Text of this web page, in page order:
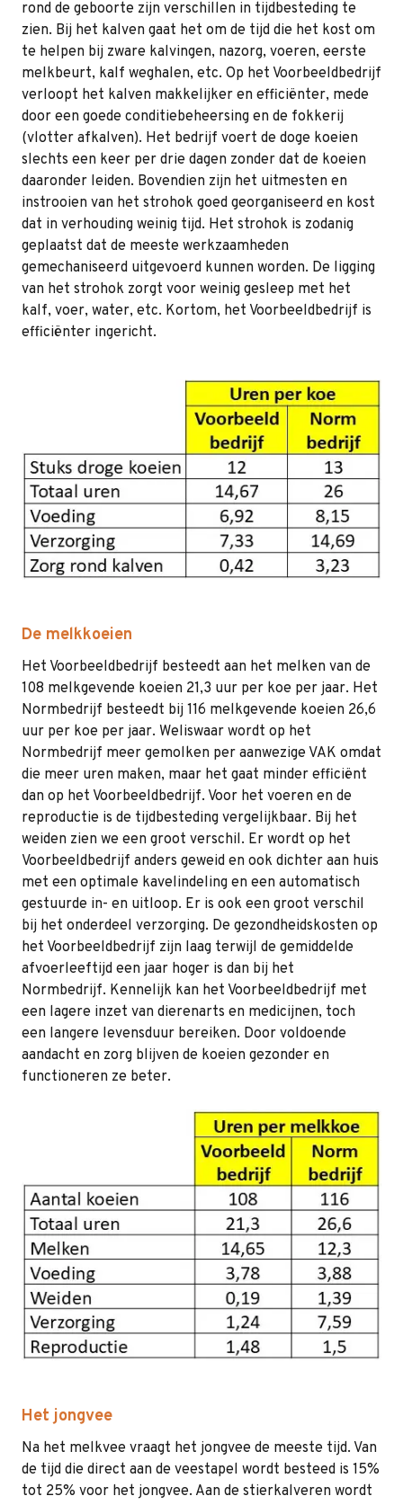
rond de geboorte zijn verschillen in tijdbesteding te
zien. Bij het kalven gaat het om de tijd die het kost om
te helpen bij zware kalvingen, nazorg, voeren, eerste
melkbeurt, kalf weghalen, etc. Op het Voorbeeldbedrijf
verloopt het kalven makkelijker en efficiënter, mede
door een goede conditiebeheersing en de fokkerij
(vlotter afkalven). Het bedrijf voert de doge koeien
slechts een keer per drie dagen zonder dat de koeien
daaronder leiden. Bovendien zijn het uitmesten en
instrooien van het strohok goed georganiseerd en kost
dat in verhouding weinig tijd. Het strohok is zodanig
geplaatst dat de meeste werkzaamheden
gemechaniseerd uitgevoerd kunnen worden. De ligging
van het strohok zorgt voor weinig gesleep met het
kalf, voer, water, etc. Kortom, het Voorbeeldbedrijf is
efficiënter ingericht.
De melkkoeien
Het Voorbeeldbedrijf besteedt aan het melken van de
108 melkgevende koeien 21,3 uur per koe per jaar. Het
Normbedrijf besteedt bij 116 melkgevende koeien 26,6
uur per koe per jaar. Weliswaar wordt op het
Normbedrijf meer gemolken per aanwezige VAK omdat
die meer uren maken, maar het gaat minder efficiënt
dan op het Voorbeeldbedrijf. Voor het voeren en de
reproductie is de tijdbesteding vergelijkbaar. Bij het
weiden zien we een groot verschil. Er wordt op het
Voorbeeldbedrijf anders geweid en ook dichter aan huis
met een optimale kavelindeling en een automatisch
gestuurde in- en uitloop. Er is ook een groot verschil
bij het onderdeel verzorging. De gezondheidskosten op
het Voorbeeldbedrijf zijn laag terwijl de gemiddelde
afvoerleeftijd een jaar hoger is dan bij het
Normbedrijf. Kennelijk kan het Voorbeeldbedrijf met
een lagere inzet van dierenarts en medicijnen, toch
een langere levensduur bereiken. Door voldoende
aandacht en zorg blijven de koeien gezonder en
functioneren ze beter.
Het jongvee
Na het melkvee vraagt het jongvee de meeste tijd. Van
de tijd die direct aan de veestapel wordt besteed is 15%
tot 25% voor het jongvee. Aan de stierkalveren wordt